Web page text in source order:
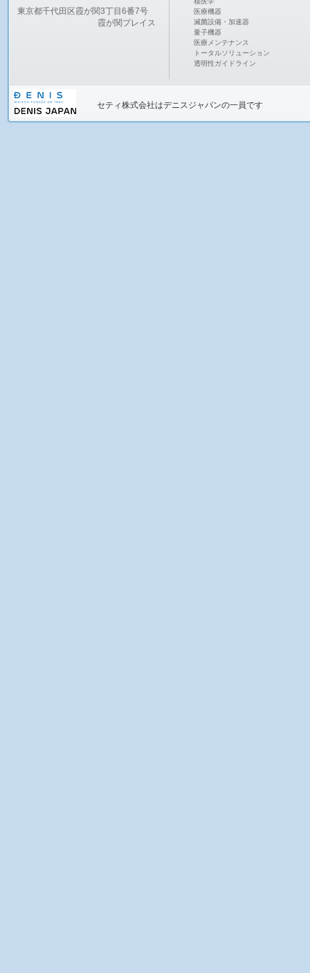
東京都千代田区霞が関3丁目6番7号
霞が関プレイス
医療機器
滅菌設備・加速器
量子機器
医療メンテナンス
トータルソリューション
透明性ガイドライン
セティ株式会社はデニスジャパンの一員です